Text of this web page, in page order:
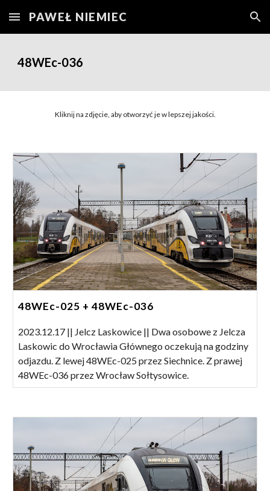
Skip to main content Skip to navigation
PAWEŁ NIEMIEC
48WEc-036
Kliknij na zdjęcie, aby otworzyć je w lepszej jakości.
48WEc-025 + 48WEc-036
2023.12.17 || Jelcz Laskowice || Dwa osobowe z Jelcza
Laskowic do Wrocławia Głównego oczekują na godziny
odjazdu. Z lewej 48WEc-025 przez Siechnice. Z prawej
48WEc-036 przez Wrocław Sołtysowice.